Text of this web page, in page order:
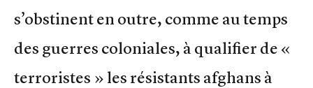
s’obstinent en outre, comme au temps
des guerres coloniales, à qualifier de «
terroristes » les résistants afghans à